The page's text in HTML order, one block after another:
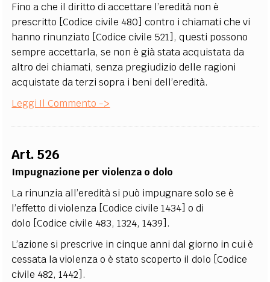
Fino a che il diritto di accettare l’eredità non è
prescritto [Codice civile 480] contro i chiamati che vi
hanno rinunziato [Codice civile 521], questi possono
sempre accettarla, se non è già stata acquistata da
altro dei chiamati, senza pregiudizio delle ragioni
acquistate da terzi sopra i beni dell’eredità.
Leggi Il Commento ->
Art. 526
Impugnazione per violenza o dolo
La rinunzia all’eredità si può impugnare solo se è
l’effetto di violenza [Codice civile 1434] o di
dolo [Codice civile 483, 1324, 1439].
L’azione si prescrive in cinque anni dal giorno in cui è
cessata la violenza o è stato scoperto il dolo [Codice
civile 482, 1442].